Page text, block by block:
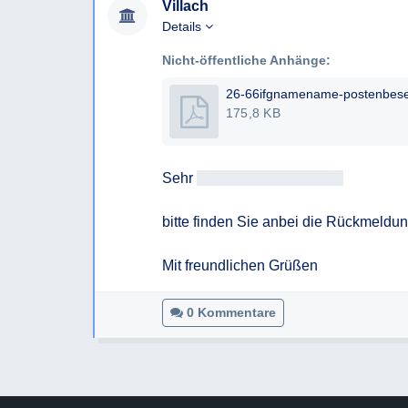
Ist die Inhaberin der Stelle der
Villach
Details
Nicht-öffentliche Anhänge:
175,8 KB
Sehr
bitte finden Sie anbei die
Mit freundlichen Grüßen
0 Kommentare